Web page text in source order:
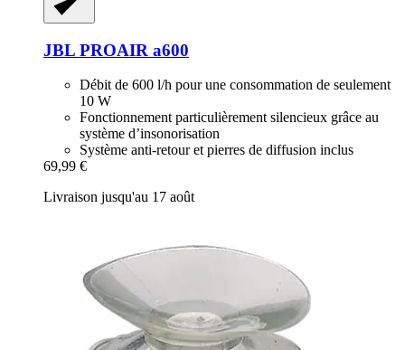
JBL PROAIR a600
Débit de 600 l/h pour une consommation de seulement
10 W
Fonctionnement particulièrement silencieux grâce au
système d’insonorisation
Système anti-retour et pierres de diffusion inclus
69,99 €
Livraison jusqu'au 17 août